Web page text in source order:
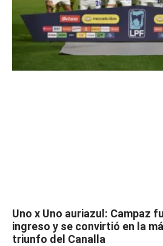
Uno x Uno auriazul: Campaz
ingreso y se convirtió en la
triunfo del Canalla